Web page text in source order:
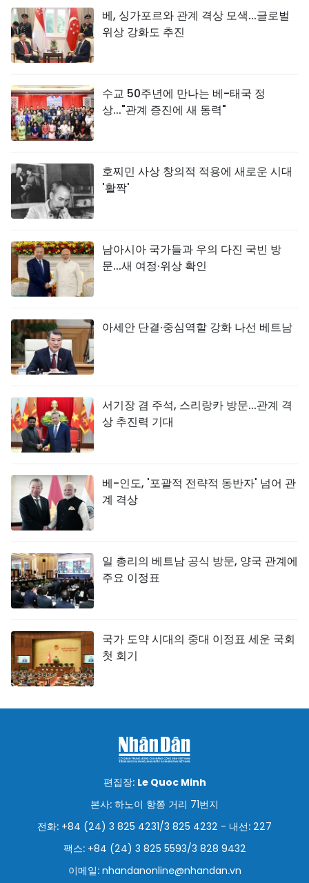
베, 싱가포르와 관계 격상 모색...글로벌
위상 강화도 추진
수교 50주년에 만나는 베-태국 정
상..."관계 증진에 새 동력"
호찌민 사상 창의적 적용에 새로운 시대
'활짝'
남아시아 국가들과 우의 다진 국빈 방
문...새 여정·위상 확인
아세안 단결·중심역할 강화 나선 베트남
서기장 겸 주석, 스리랑카 방문...관계 격
상 추진력 기대
베-인도, '포괄적 전략적 동반자' 넘어 관
계 격상
일 총리의 베트남 공식 방문, 양국 관계에
주요 이정표
국가 도약 시대의 중대 이정표 세운 국회
첫 회기
편집장: Le Quoc Minh
본사: 하노이 항쫑 거리 71번지
전화: +84 (24) 3 825 4231/3 825 4232 - 내선: 227
팩스: +84 (24) 3 825 5593/3 828 9432
이메일: nhandanonline@nhandan.vn